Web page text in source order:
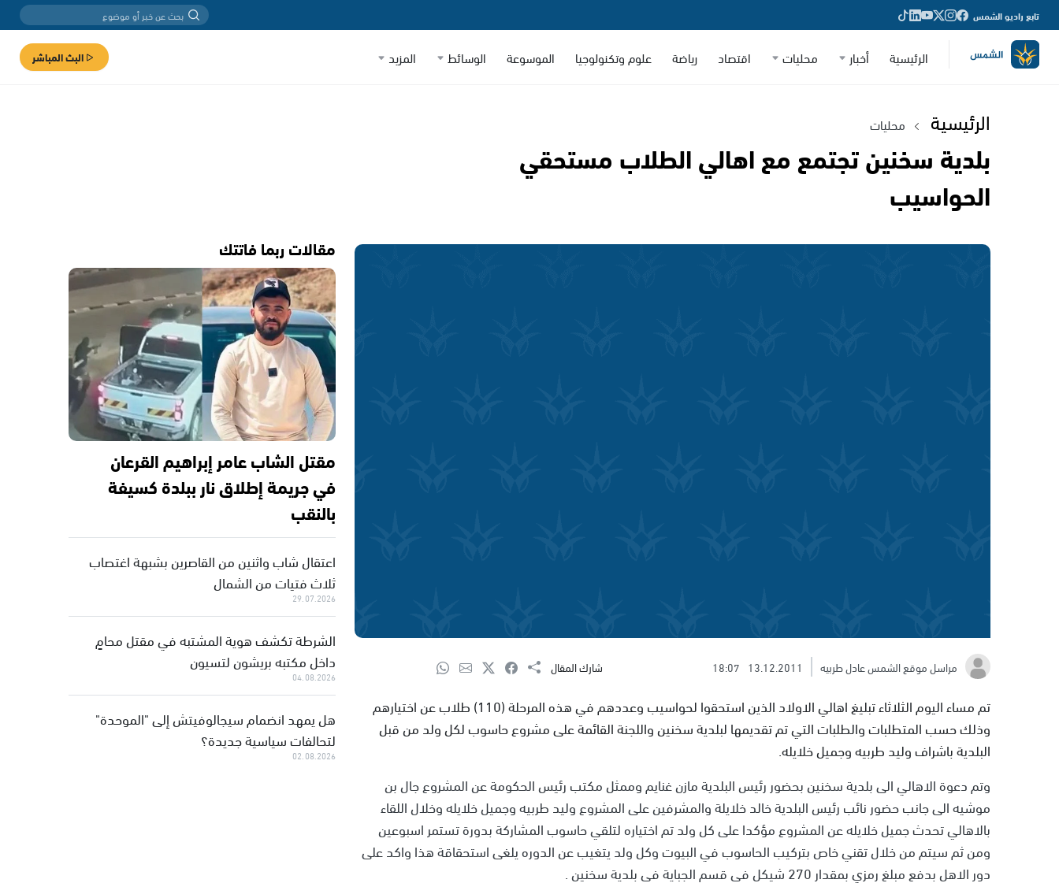
تابع راديو الشمس
الرئيسية أخبار محليات اقتصاد رياضة علوم وتكنولوجيا الموسوعة الوسائط المزيد البث المباشر
الرئيسية محليات
بلدية سخنين تجتمع مع اهالي الطلاب مستحقي
الحواسيب
مراسل موقع الشمس عادل طربيه 13.12.2011
18:07 شارك المقال
تم مساء اليوم الثلاثاء تبليغ اهالي الاولاد الذين استحقوا لحواسيب وعددهم في هذه المرحلة (110) طلاب عن اختيارهم
وذلك حسب المتطلبات والطلبات التي تم تقديمها لبلدية سخنين واللجنة القائمة على مشروع حاسوب لكل ولد من قبل
البلدية باشراف وليد طربيه وجميل خلايله.
وتم دعوة الاهالي الى بلدية سخنين بحضور رئيس البلدية مازن غنايم وممثل مكتب رئيس الحكومة عن المشروع جال بن
موشيه الى جانب حضور نائب رئيس البلدية خالد خلايلة والمشرفين على المشروع وليد طربيه وجميل خلايله وخلال اللقاء
بالاهالي تحدث جميل خلايله عن المشروع مؤكدا على كل ولد تم اختياره لتلقي حاسوب المشاركة بدورة تستمر اسبوعين
ومن ثم سيتم من خلال تقني خاص بتركيب الحاسوب في البيوت وكل ولد يتغيب عن الدوره يلغى استحقاقة هذا واكد على
دور الاهل بدفع مبلغ رمزي بمقدار 270 شيكل في قسم الجباية في بلدية سخنين .
مقالات ربما فاتتك
مقتل الشاب عامر إبراهيم القرعان
في جريمة إطلاق نار ببلدة كسيفة
بالنقب
اعتقال شاب واثنين من القاصرين بشبهة اغتصاب
ثلاث فتيات من الشمال
29.07.2026
الشرطة تكشف هوية المشتبه في مقتل محامٍ
داخل مكتبه بريشون لتسيون
04.08.2026
هل يمهد انضمام سيجالوفيتش إلى "الموحدة"
لتحالفات سياسية جديدة؟
02.08.2026